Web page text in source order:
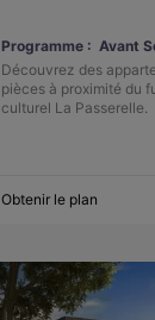
Programme : Avant
Découvrez des
pièces à proximité du
culturel La Passerelle.
Obtenir le plan